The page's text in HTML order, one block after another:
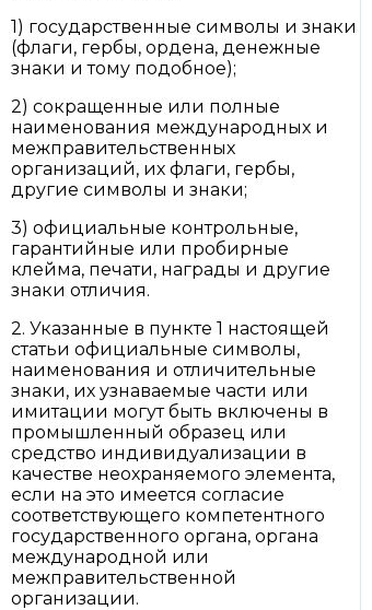
1) государственные символы и знаки
(флаги, гербы, ордена, денежные
знаки и тому подобное);
2) сокращенные или полные
наименования международных и
межправительственных
организаций, их флаги, гербы,
другие символы и знаки;
3) официальные контрольные,
гарантийные или пробирные
клейма, печати, награды и другие
знаки отличия.
2. Указанные в пункте 1 настоящей
статьи официальные символы,
наименования и отличительные
знаки, их узнаваемые части или
имитации могут быть включены в
промышленный образец или
средство индивидуализации в
качестве неохраняемого элемента,
если на это имеется согласие
соответствующего компетентного
государственного органа, органа
международной или
межправительственной
организации.